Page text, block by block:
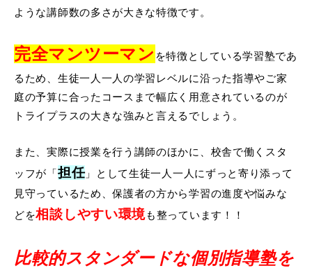
ような講師数の多さが大きな特徴です。
完全マンツーマン を特徴としている学習塾であ
るため、生徒一人一人の学習レベルに沿った指導やご家
庭の予算に合ったコースまで幅広く用意されているのが
トライプラスの大きな強みと言えるでしょう。
また、実際に授業を行う講師のほかに、校舎で働くスタ
ッフが「担任」として生徒一人一人にずっと寄り添って
見守っているため、保護者の方から学習の進度や悩みな
どを相談しやすい環境も整っています！！
比較的スタンダードな個別指導塾を